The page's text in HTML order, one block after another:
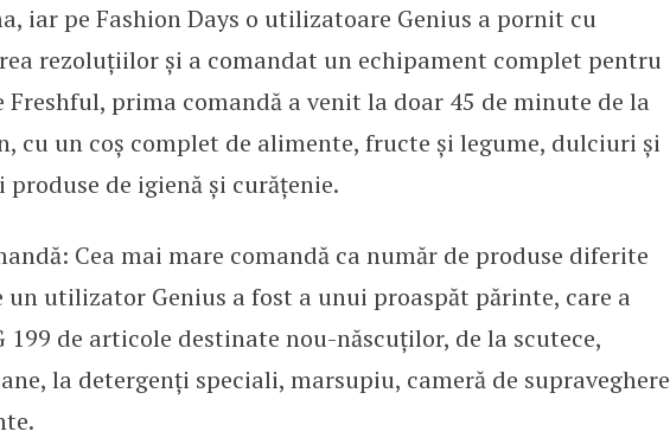
iar pe Fashion Days o utilizatoare Genius a pornit cu
rezoluțiilor și a comandat un echipament complet pentru
Freshful, prima comandă a venit la doar 45 de minute de la
cu un coș complet de alimente, fructe și legume, dulciuri și
de igienă și curățenie.
Cea mai mare comandă ca număr de produse diferite
un utilizator Genius a fost a unui proaspăt părinte, care a
199 de articole destinate nou-născuților, de la scutece,
la detergenți speciali, marsupiu, cameră de supraveghere